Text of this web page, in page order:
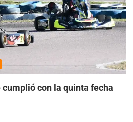
cumplió con la quinta fecha